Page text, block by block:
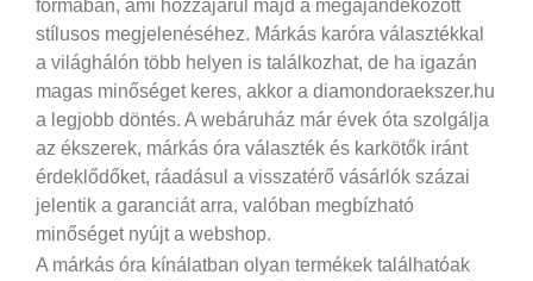
formában, ami hozzájárul majd a megajándékozott
stílusos megjelenéséhez. Márkás karóra választékkal
a világhálón több helyen is találkozhat, de ha igazán
magas minőséget keres, akkor a diamondoraekszer.hu
a legjobb döntés. A webáruház már évek óta szolgálja
az ékszerek, márkás óra választék és karkötők iránt
érdeklődőket, ráadásul a visszatérő vásárlók százai
jelentik a garanciát arra, valóban megbízható
minőséget nyújt a webshop.
A márkás óra kínálatban olyan termékek találhatóak